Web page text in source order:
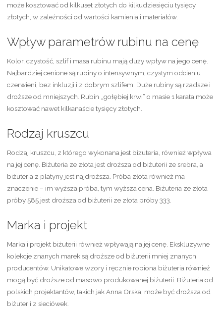
może kosztować od kilkuset złotych do kilkudziesięciu tysięcy
złotych, w zależności od wartości kamienia i materiałów.
Wpływ parametrów rubinu na cenę
Kolor, czystość, szlif i masa rubinu mają duży wpływ na jego cenę.
Najbardziej cenione są rubiny o intensywnym, czystym odcieniu
czerwieni, bez inkluzji i z dobrym szlifem. Duże rubiny są rzadsze i
droższe od mniejszych. Rubin „gołębiej krwi” o masie 1 karata może
kosztować nawet kilkanaście tysięcy złotych.
Rodzaj kruszcu
Rodzaj kruszcu, z którego wykonana jest biżuteria, również wpływa
na jej cenę. Biżuteria ze złota jest droższa od biżuterii ze srebra, a
biżuteria z platyny jest najdroższa. Próba złota również ma
znaczenie – im wyższa próba, tym wyższa cena. Biżuteria ze złota
próby 585 jest droższa od biżuterii ze złota próby 333.
Marka i projekt
Marka i projekt biżuterii również wpływają na jej cenę. Ekskluzywne
kolekcje znanych marek są droższe od biżuterii mniej znanych
producentów. Unikatowe wzory i ręcznie robiona biżuteria również
mogą być droższe od masowo produkowanej biżuterii. Biżuteria od
polskich projektantów, takich jak Anna Orska, może być droższa od
biżuterii z sieciówek.